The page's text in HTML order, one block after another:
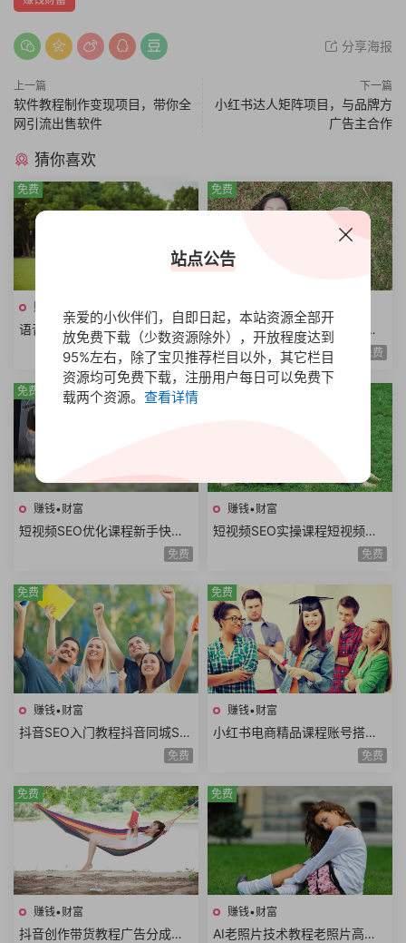
分享海报
上一篇
软件教程制作变现项目，带你全
网引流出售软件
下一篇
小红书达人矩阵项目，与品牌方
广告主合作
猜你喜欢
赚钱•财富
语音识别翻译实战教程全栈开
发技术前后端架构设计副业赚
钱创业项目+源码
免费
免费
赚钱•财富
公众号霸屏SEO教程快速排名
原理昵称内容霸屏高级霸屏拦
截全套流程玩法
免费
免费
赚钱•财富
短视频SEO优化课程新手快速
入门短视频搜索SEO关键词排
免费
免费
赚钱•财富
短视频SEO实操课程短视频搜
索优化技术关键词排名获取精
免费
赚钱•财富
抖音SEO入门教程抖音同城SE
O优化技巧关键词挖掘抖音搜
免费
免费
赚钱•财富
小红书电商精品课程账号搭建
店铺开通选品技巧拍摄剪辑店
免费
免费
赚钱•财富
抖音创作带货教程广告分成计
免费
赚钱•财富
AI老照片技术教程老照片高清
免费
站点公告
亲爱的小伙伴们，自即日起，本站资源全部开
放免费下载（少数资源除外），开放程度达到
95%左右，除了宝贝推荐栏目以外，其它栏目
资源均可免费下载，注册用户每日可以免费下
载两个资源。 查看详情